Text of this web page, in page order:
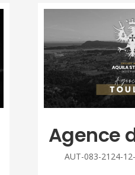
Agence
AUT-083-2124-